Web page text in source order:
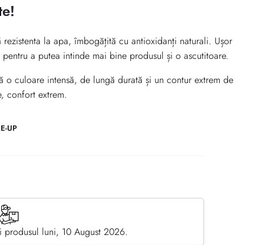
la apa, îmbogățită cu antioxidanți naturali. Ușor
a putea intinde mai bine produsul și o ascutitoare.
o culoare intensă, de lungă durată și un contur extrem de
confort extrem.
UP
luni, 10 August 2026.